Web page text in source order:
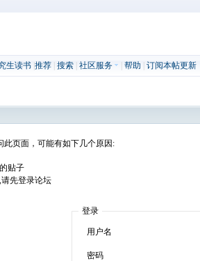
生读书 |推荐 |搜索 |社区服务 |帮助 |订阅本帖更新
此页面，可能有如下几个原因:
贴子
先登录论坛
登录
用户名
密码